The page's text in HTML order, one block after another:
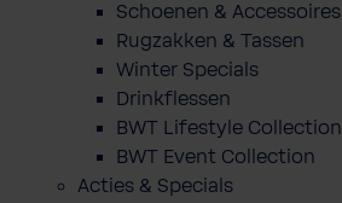
Schoenen & Accessoires
Rugzakken & Tassen
Winter Specials
Drinkflessen
BWT Lifestyle Collection
BWT Event Collection
Acties & Specials